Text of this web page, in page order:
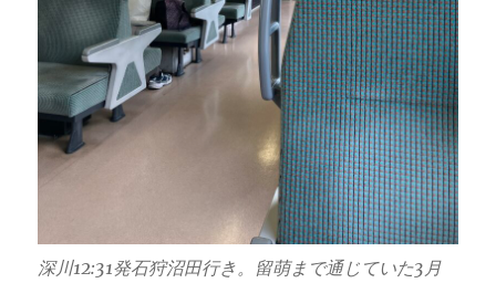
深川12:31発石狩沼田行き。留萌まで通じていた3月